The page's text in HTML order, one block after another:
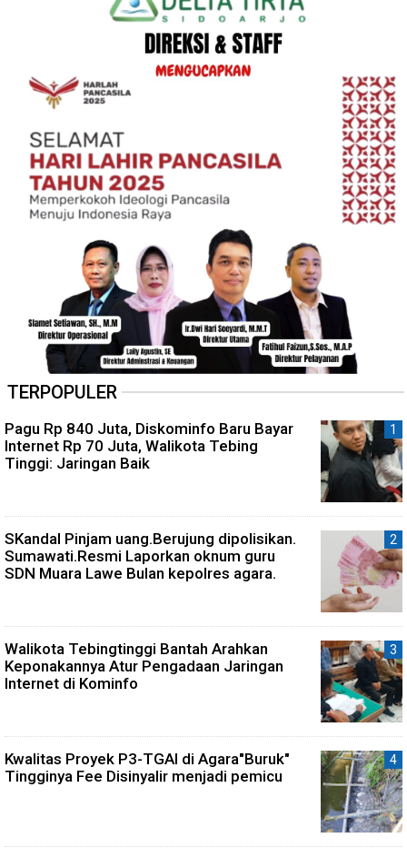
TERPOPULER
Pagu Rp 840 Juta, Diskominfo Baru Bayar
Internet Rp 70 Juta, Walikota Tebing
Tinggi: Jaringan Baik
SKandal Pinjam uang.Berujung dipolisikan.
Sumawati.Resmi Laporkan oknum guru
SDN Muara Lawe Bulan kepolres agara.
Walikota Tebingtinggi Bantah Arahkan
Keponakannya Atur Pengadaan Jaringan
Internet di Kominfo
Kwalitas Proyek P3-TGAI di Agara"Buruk"
Tingginya Fee Disinyalir menjadi pemicu